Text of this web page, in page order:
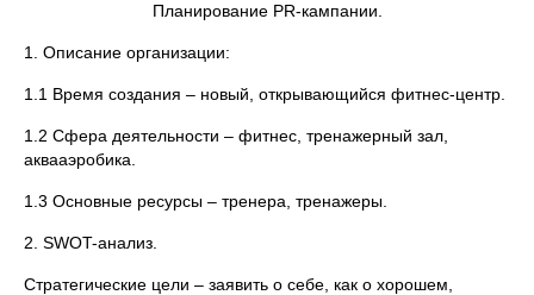
Планирование PR-кампании.
1. Описание организации:
1.1 Время создания – новый, открывающийся фитнес-центр.
1.2 Сфера деятельности – фитнес, тренажерный зал,
аквааэробика.
1.3 Основные ресурсы – тренера, тренажеры.
2. SWOT-анализ.
Стратегические цели – заявить о себе, как о хорошем,